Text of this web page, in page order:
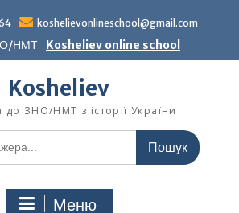
koshelievonlineschool@gmail.com
НМТ Kosheliev online school
Kosheliev
до ЗНО/НМТ з історії України
Меню